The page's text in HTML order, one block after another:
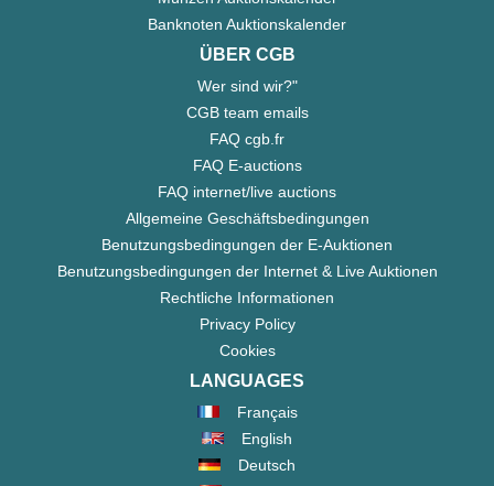
Banknoten Auktionskalender
ÜBER CGB
Wer sind wir?"
CGB team emails
FAQ cgb.fr
FAQ E-auctions
FAQ internet/live auctions
Allgemeine Geschäftsbedingungen
Benutzungsbedingungen der E-Auktionen
Benutzungsbedingungen der Internet & Live Auktionen
Rechtliche Informationen
Privacy Policy
Cookies
LANGUAGES
Français
English
Deutsch